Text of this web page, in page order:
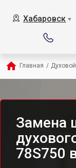
Хабаровск ▼
Главная /
Замена
78S750